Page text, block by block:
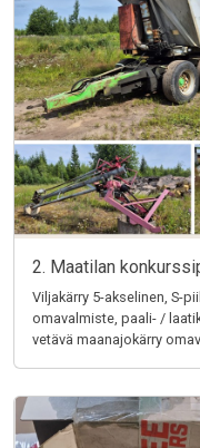
2. Maatilan
Viljakärry 5-akselinen, S-
omavalmiste, paali- /
vetävä maanajokärry